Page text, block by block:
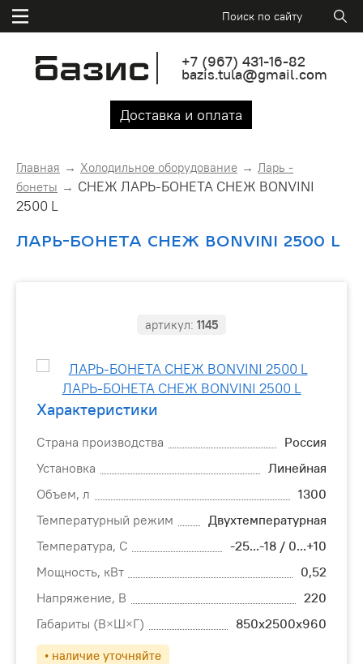
+7 (967) 431-16-82
bazis.tula@gmail.com
Доставка и оплата
Главная Холодильное оборудование
Ларь -
бонеты
СНЕЖ ЛАРЬ-БОНЕТА СНЕЖ BONVINI
2500 L
ЛАРЬ-БОНЕТА СНЕЖ BONVINI 2500 L
артикул: 1145
Характеристики
Страна производства
Россия
Установка
Линейная
Объем, л
1300
Температурный режим
Двухтемпературная
Температура, С
-25...-18 / 0...+10
Мощность, кВт
0,52
Напряжение, В
220
Габариты (В×Ш×Г)
850х2500х960
• наличие уточняйте